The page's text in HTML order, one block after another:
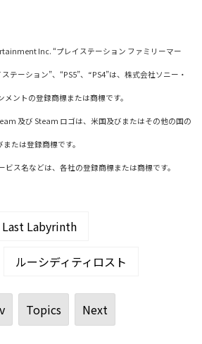
Inc. “プレイステーション ファミリーマー
テーション”、“PS5”、“PS4”は、株式会社ソニー・
ントの登録商標または商標です。
及び Steam ロゴは、米国及びまたはその他の国の
たは登録商標です。
ス名などは、各社の登録商標または商標です。
Last Labyrinth
ルーシディティロスト
Topics Next